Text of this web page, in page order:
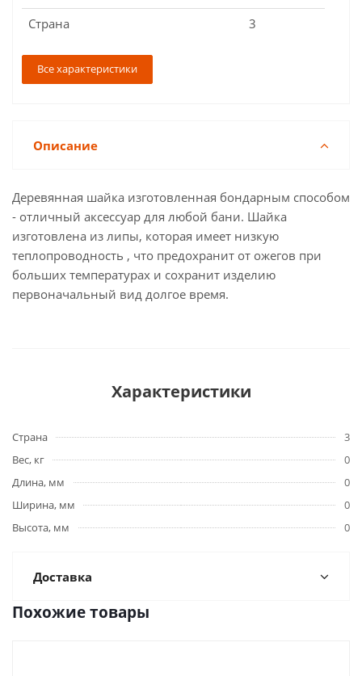
Страна 3
Все характеристики
Описание
Деревянная шайка изготовленная бондарным способом
- отличный аксессуар для любой бани. Шайка
изготовлена из липы, которая имеет низкую
теплопроводность , что предохранит от ожегов при
больших температурах и сохранит изделию
первоначальный вид долгое время.
Характеристики
Страна
3
Вес, кг
0
Длина, мм
0
Ширина, мм
0
Высота, мм
0
Доставка
Похожие товары